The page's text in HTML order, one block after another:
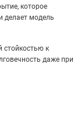
которое
делает модель
стойкостью к
даже при